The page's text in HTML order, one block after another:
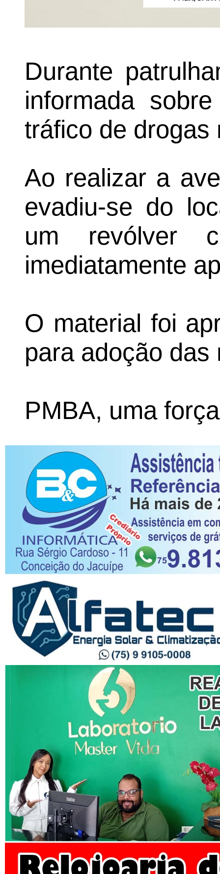
Durante
informada
tráfico de drogas
Ao realizar a
evadiu-se do
um revólver
imediatamente
O material foi
para adoção
PMBA, uma